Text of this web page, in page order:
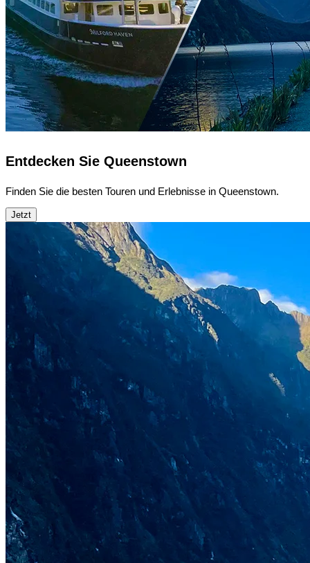
Entdecken Sie Queenstown
Finden Sie die besten Touren und Erlebnisse in Queenstown.
Jetzt